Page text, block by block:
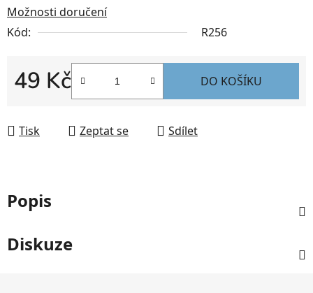
Možnosti doručení
Kód:
R256
49 Kč
Měrná cena:
DO KOŠÍKU
Tisk Zeptat se Sdílet
Popis
Diskuze